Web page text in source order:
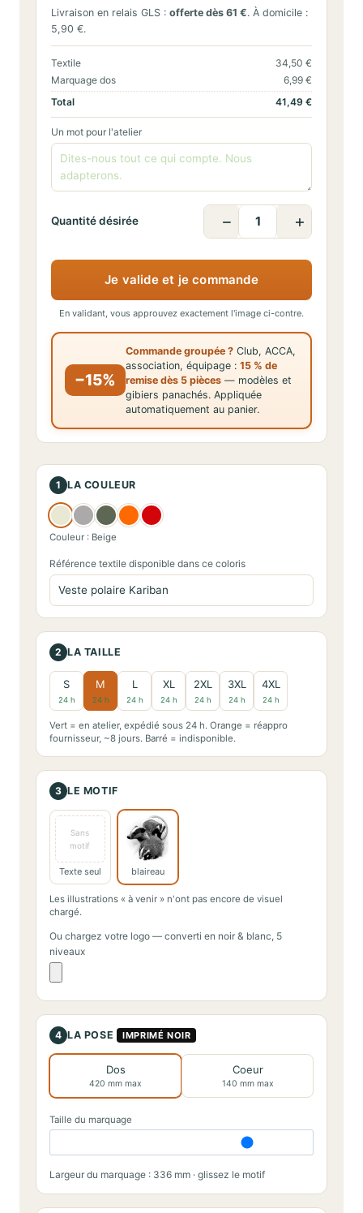
Livraison en relais GLS : offerte dès 61 €. À domicile :
5,90 €.
Textile
34,50 €
Marquage dos
6,99 €
Total
41,49 €
Un mot pour l'atelier
Quantité désirée − +
Je valide et je commande
En validant, vous approuvez exactement l'image ci-contre.
−15%
Commande groupée ? Club, ACCA,
association, équipage : 15 % de
remise dès 5 pièces — modèles et
gibiers panachés. Appliquée
automatiquement au panier.
1 LA COULEUR
Couleur : Beige
Référence textile disponible dans ce coloris
2 LA TAILLE
S
24 h
M
24 h
L
24 h
XL
24 h
2XL
24 h
3XL
24 h
4XL
24 h
Vert = en atelier, expédié sous 24 h. Orange = réappro
fournisseur, ~8 jours. Barré = indisponible.
3 LE MOTIF
Sans
motif
Texte seul blaireau
Les illustrations « à venir » n'ont pas encore de visuel
chargé.
Ou chargez votre logo — converti en noir & blanc, 5
niveaux
4 LA POSE IMPRIMÉ NOIR
Dos
420 mm max
Coeur
140 mm max
Taille du marquage
Largeur du marquage : 336 mm · glissez le motif